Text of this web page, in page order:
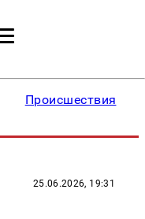
Происшествия
25.06.2026, 19:31